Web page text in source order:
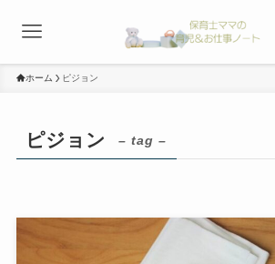
ホーム ピジョン
ピジョン – tag –